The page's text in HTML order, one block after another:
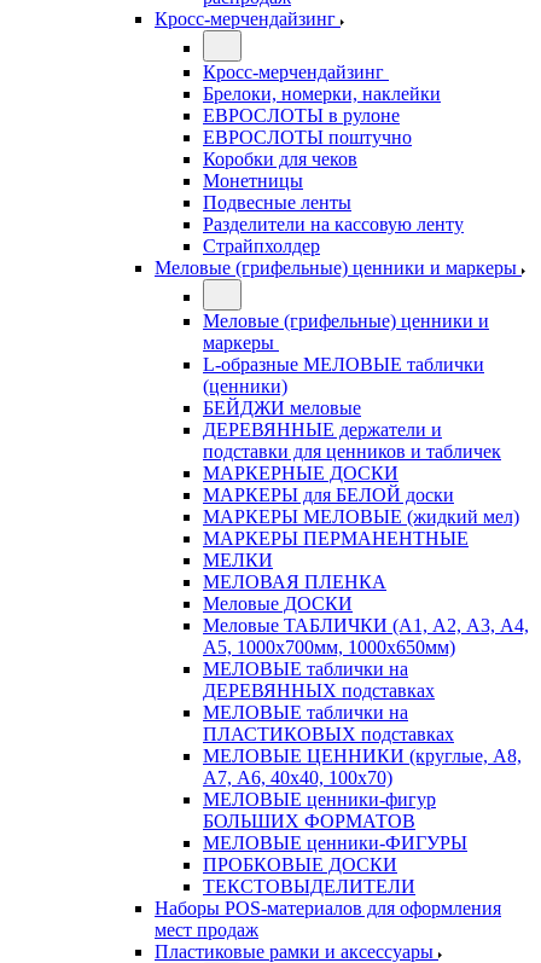
Кросс-мерчендайзинг
Кросс-мерчендайзинг
Брелоки, номерки, наклейки
ЕВРОСЛОТЫ в рулоне
ЕВРОСЛОТЫ поштучно
Коробки для чеков
Монетницы
Подвесные ленты
Разделители на кассовую ленту
Страйпхолдер
Меловые (грифельные) ценники и маркеры
Меловые (грифельные) ценники и
маркеры
L-образные МЕЛОВЫЕ таблички
(ценники)
БЕЙДЖИ меловые
ДЕРЕВЯННЫЕ держатели и
подставки для ценников и табличек
МАРКЕРНЫЕ ДОСКИ
МАРКЕРЫ для БЕЛОЙ доски
МАРКЕРЫ МЕЛОВЫЕ (жидкий мел)
МАРКЕРЫ ПЕРМАНЕНТНЫЕ
МЕЛКИ
МЕЛОВАЯ ПЛЕНКА
Меловые ДОСКИ
Меловые ТАБЛИЧКИ (А1, А2, А3, А4,
А5, 1000х700мм, 1000х650мм)
МЕЛОВЫЕ таблички на
ДЕРЕВЯННЫХ подставках
МЕЛОВЫЕ таблички на
ПЛАСТИКОВЫХ подставках
МЕЛОВЫЕ ЦЕННИКИ (круглые, А8,
А7, А6, 40х40, 100х70)
МЕЛОВЫЕ ценники-фигур
БОЛЬШИХ ФОРМАТОВ
МЕЛОВЫЕ ценники-ФИГУРЫ
ПРОБКОВЫЕ ДОСКИ
ТЕКСТОВЫДЕЛИТЕЛИ
Наборы POS-материалов для оформления
мест продаж
Пластиковые рамки и аксессуары